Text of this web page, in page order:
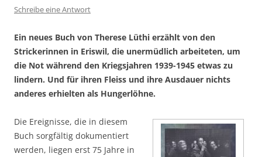
Schreibe eine Antwort
Ein neues Buch von Therese Lüthi erzählt von den
Strickerinnen in Eriswil, die unermüdlich arbeiteten, um
die Not während den Kriegsjahren 1939-1945 etwas zu
lindern. Und für ihren Fleiss und ihre Ausdauer nichts
anderes erhielten als Hungerlöhne.
Die Ereignisse, die in diesem
Buch sorgfältig dokumentiert
werden, liegen erst 75 Jahre in